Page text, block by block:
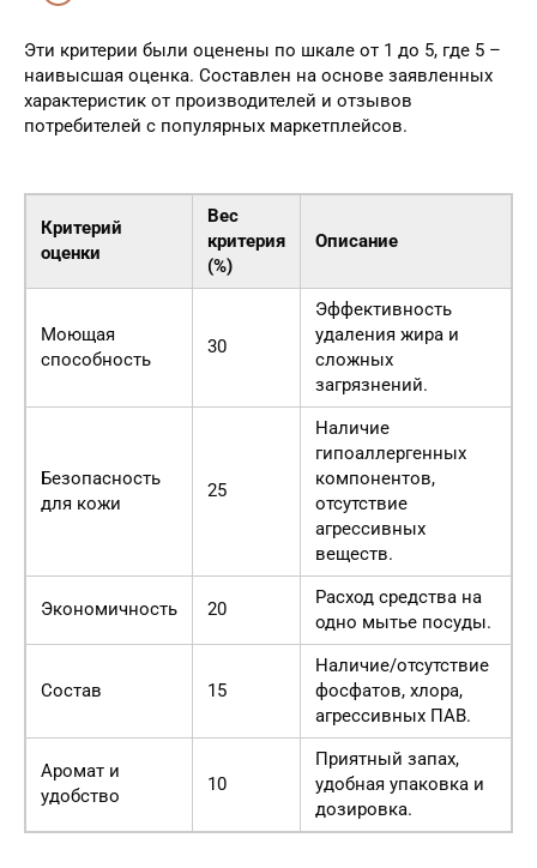
Эти критерии были оценены по шкале от 1 до 5, где 5 –
наивысшая оценка. Составлен на основе заявленных
характеристик от производителей и отзывов
потребителей с популярных маркетплейсов.
Критерий
оценки
Вес
критерия
(%)
Описание
Моющая
способность
30
Эффективность
удаления жира и
сложных
загрязнений.
Безопасность
для кожи
25
Наличие
гипоаллергенных
компонентов,
отсутствие
агрессивных
веществ.
Экономичность 20
Расход средства на
одно мытье посуды.
Состав 15
Наличие/отсутствие
фосфатов, хлора,
агрессивных ПАВ.
Аромат и
удобство
10
Приятный запах,
удобная упаковка и
дозировка.